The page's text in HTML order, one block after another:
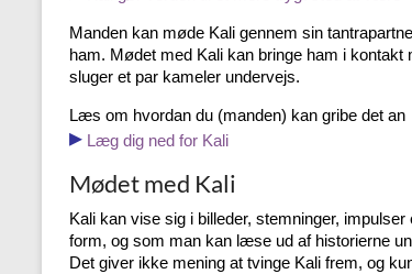
Manden kan møde Kali gennem sin
ham. Mødet med Kali kan bringe ham i
sluger et par kameler undervejs.
Læs om hvordan du (manden) kan gribe det an
▸ Læg dig ned for Kali
Mødet med Kali
Kali kan vise sig i billeder, stemninger,
form, og som man kan læse ud af historierne
Det giver ikke mening at tvinge Kali frem, og